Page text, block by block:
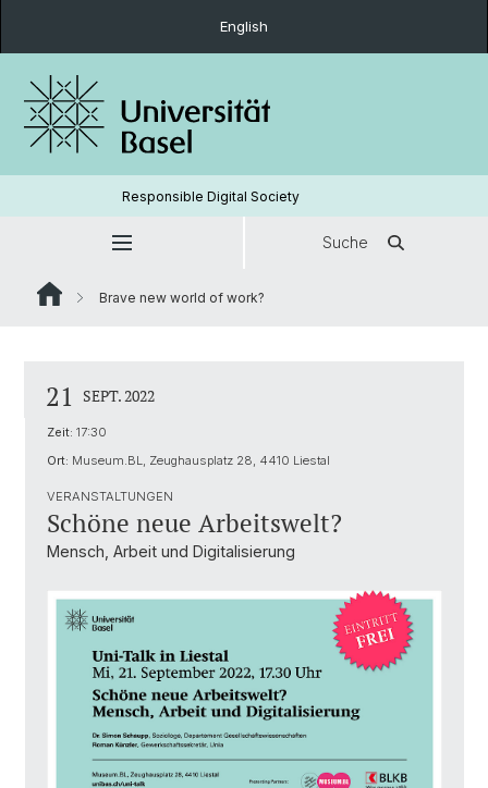
English
Responsible Digital Society
Suche
Brave new world of work?
21 SEPT. 2022
Zeit: 17:30
Ort: Museum.BL, Zeughausplatz 28, 4410 Liestal
VERANSTALTUNGEN
Schöne neue Arbeitswelt?
Mensch, Arbeit und Digitalisierung